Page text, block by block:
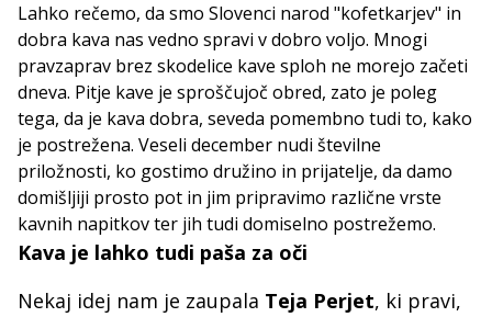
Lahko rečemo, da smo Slovenci narod "kofetkarjev" in
dobra kava nas vedno spravi v dobro voljo. Mnogi
pravzaprav brez skodelice kave sploh ne morejo začeti
dneva. Pitje kave je sproščujoč obred, zato je poleg
tega, da je kava dobra, seveda pomembno tudi to, kako
je postrežena. Veseli december nudi številne
priložnosti, ko gostimo družino in prijatelje, da damo
domišljiji prosto pot in jim pripravimo različne vrste
kavnih napitkov ter jih tudi domiselno postrežemo.
Kava je lahko tudi paša za oči
Nekaj idej nam je zaupala Teja Perjet, ki pravi,